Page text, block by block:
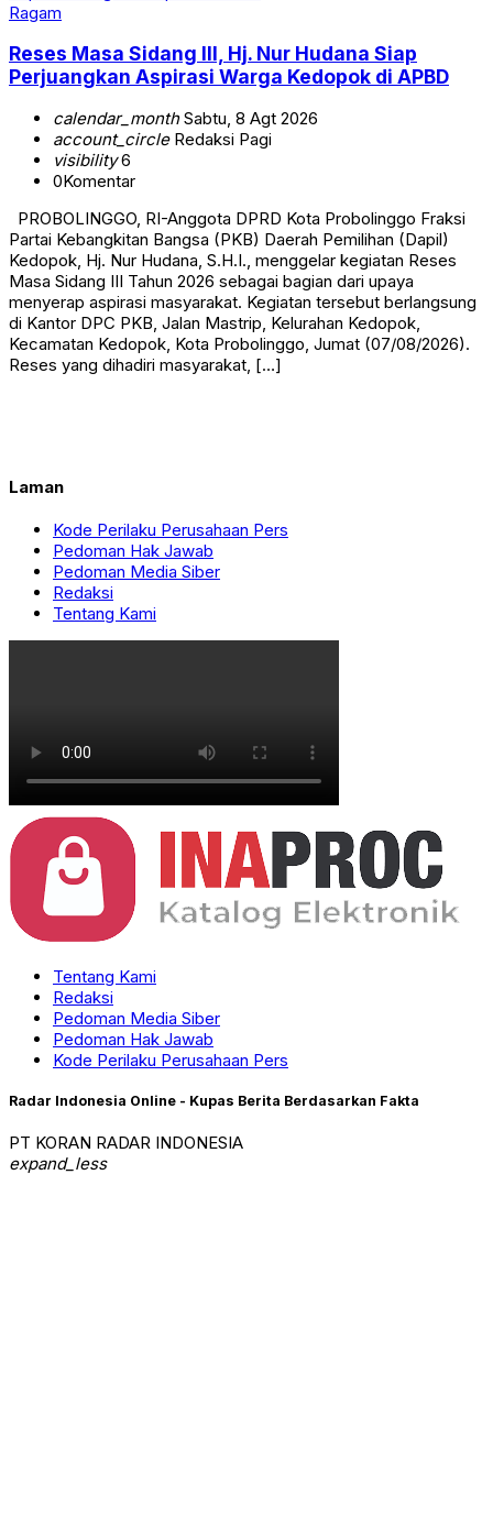
Ragam
Reses Masa Sidang III, Hj. Nur Hudana Siap
Perjuangkan Aspirasi Warga Kedopok di APBD
calendar_monthSabtu, 8 Agt 2026
account_circleRedaksi Pagi
visibility6
0Komentar
PROBOLINGGO, RI-Anggota DPRD Kota Probolinggo Fraksi
Partai Kebangkitan Bangsa (PKB) Daerah Pemilihan (Dapil)
Kedopok, Hj. Nur Hudana, S.H.I., menggelar kegiatan Reses
Masa Sidang III Tahun 2026 sebagai bagian dari upaya
menyerap aspirasi masyarakat. Kegiatan tersebut berlangsung
di Kantor DPC PKB, Jalan Mastrip, Kelurahan Kedopok,
Kecamatan Kedopok, Kota Probolinggo, Jumat (07/08/2026).
Reses yang dihadiri masyarakat, […]
Laman
Kode Perilaku Perusahaan Pers
Pedoman Hak Jawab
Pedoman Media Siber
Redaksi
Tentang Kami
Tentang Kami
Redaksi
Pedoman Media Siber
Pedoman Hak Jawab
Kode Perilaku Perusahaan Pers
Radar Indonesia Online - Kupas Berita Berdasarkan Fakta
PT KORAN RADAR INDONESIA
expand_less